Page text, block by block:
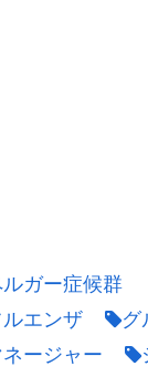
ガー症候群
エンザ
グ
ージャー